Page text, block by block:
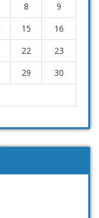
8
9
15
16
22
23
29
30